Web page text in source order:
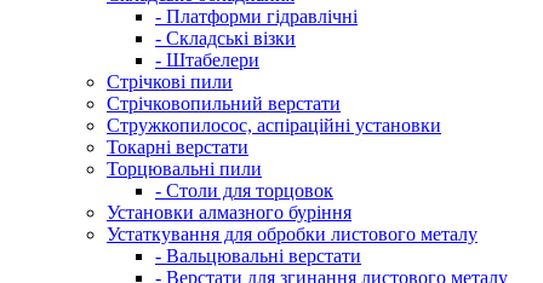
- Платформи гідравлічні
- Складські візки
- Штабелери
Стрічкові пили
Стрічковопильний верстати
Стружкопилосос, аспіраційні установки
Токарні верстати
Торцювальні пили
- Столи для торцовок
Установки алмазного буріння
Устаткування для обробки листового металу
- Вальцювальні верстати
- Верстати для згинання листового металу